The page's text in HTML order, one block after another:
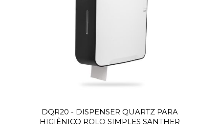
DQR20 - DISPENSER QUARTZ PARA
HIGIÊNICO ROLO SIMPLES SANTHER